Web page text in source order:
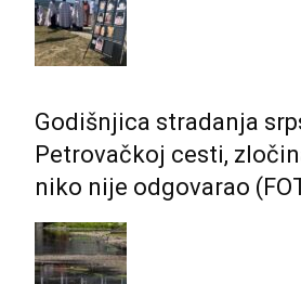
Godišnjica stradanja
Petrovačkoj cesti,
niko nije odgovarao